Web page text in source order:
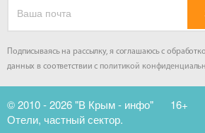
Подписываясь на рассылку, я соглашаюсь с
данных в соответствии с политикой
© 2010 - 2026 "В Крым - инфо" 16+
Отели, частный сектор.